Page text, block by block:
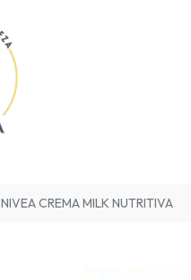
NIVEA CREMA MILK NUTRITIVA